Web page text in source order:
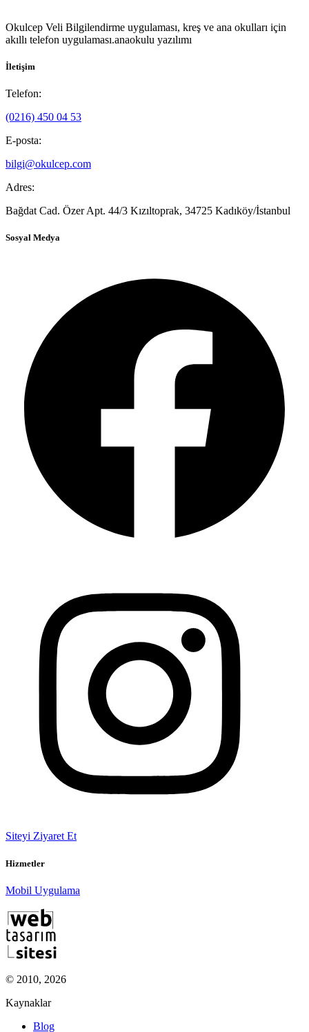
Okulcep Veli Bilgilendirme uygulaması, kreş ve ana okulları için
akıllı telefon uygulaması.anaokulu yazılımı
İletişim
Telefon:
(0216) 450 04 53
E-posta:
bilgi@okulcep.com
Adres:
Bağdat Cad. Özer Apt. 44/3 Kızıltoprak, 34725 Kadıköy/İstanbul
Sosyal Medya
Siteyi Ziyaret Et
Hizmetler
Mobil Uygulama
© 2010, 2026
Kaynaklar
Blog